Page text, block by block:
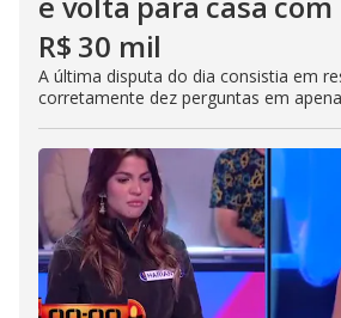
R$ 30 mil
A última disputa do dia consistia em
corretamente dez perguntas em